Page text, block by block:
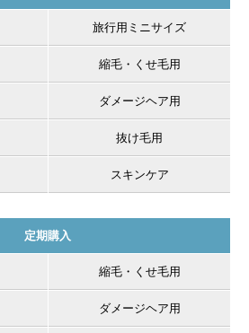
旅行用ミニサイズ
縮毛・くせ毛用
ダメージヘア用
抜け毛用
スキンケア
定期購入
縮毛・くせ毛用
ダメージヘア用